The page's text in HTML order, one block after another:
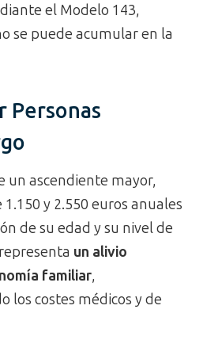
el Modelo 143,
se puede acumular en la
Personas
un ascendiente mayor,
y 2.550 euros anuales
de su edad y su nivel de
un alivio
familiar,
los costes médicos y de